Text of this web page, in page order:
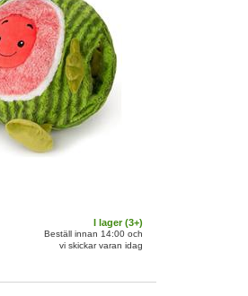
I lager (3+)
Beställ innan 14:00 och
vi skickar varan idag